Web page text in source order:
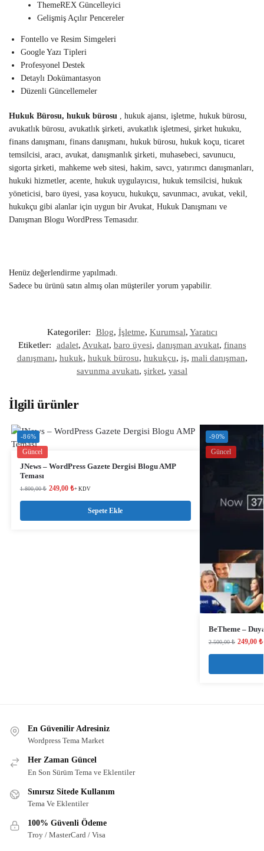
ThemeREX Güncelleyici
Gelişmiş Açılır Pencereler
Fontello ve Resim Simgeleri
Google Yazı Tipleri
Profesyonel Destek
Detaylı Dokümantasyon
Düzenli Güncellemeler
Hukuk Bürosu, hukuk bürosu , hukuk ajansı, işletme, hukuk bürosu,
avukatlık bürosu, avukatlık şirketi, avukatlık işletmesi, şirket hukuku,
finans danışmanı, finans danışmanı, hukuk bürosu, hukuk koçu, ticaret
temsilcisi, aracı, avukat, danışmanlık şirketi, muhasebeci, savunucu,
sigorta şirketi, mahkeme web sitesi, hakim, savcı, yatırımcı danışmanları,
hukuki hizmetler, acente, hukuk uygulayıcısı, hukuk temsilcisi, hukuk
yöneticisi, baro üyesi, yasa koyucu, hukukçu, savunmacı, avukat, vekil,
hukukçu gibi alanlar için uygun bir Avukat, Hukuk Danışmanı ve
Danışman Blogu WordPress Temasıdır.
Henüz değerlendirme yapılmadı.
Sadece bu ürünü satın almış olan müşteriler yorum yapabilir.
Kategoriler: Blog, İşletme, Kurumsal, Yaratıcı
Etiketler:
adalet, Avukat, baro üyesi, danışman avukat, finans
danışmanı, hukuk, hukuk bürosu, hukukçu, iş, mali danışman,
savunma avukatı, şirket, yasal
İlgili ürünler
-86%
Güncel
JNews – WordPress Gazete Dergisi Blogu AMP
Teması
1.800,00₺ 249,00 ₺+ KDV
Sepete Ekle
-90%
Güncel
BeTheme –
2.500,00₺ 249,00 ₺
En Güvenilir Adresiniz
Wordpress Tema Market
Her Zaman Güncel
En Son Sürüm Tema ve Eklentiler
Sınırsız Sitede Kullanım
Tema Ve Eklentiler
100% Güvenli Ödeme
Troy / MasterCard / Visa